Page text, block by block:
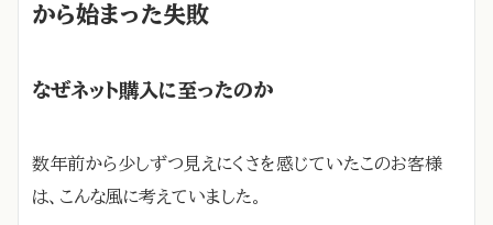
から始まった失敗
なぜネット購入に至ったのか
数年前から少しずつ見えにくさを感じていたこのお客様
は、こんな風に考えていました。